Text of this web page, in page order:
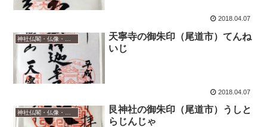
2018.04.07
天寧寺の御朱印（尾道市）てんね
いじ
2018.04.07
艮神社の御朱印（尾道市）うしと
らじんじゃ